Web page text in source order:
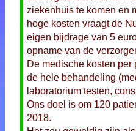
ziekenhuis te komen en
hoge kosten vraagt de
eigen bijdrage van 5
opname van de
De medische kosten
de hele behandeling
laboratorium testen,
Ons doel is om 120
2018.